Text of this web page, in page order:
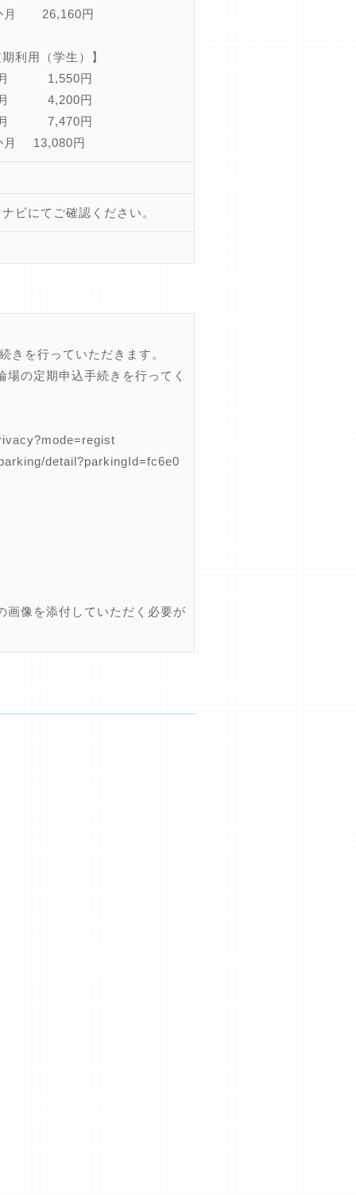
月 26,160円
利用（学生）】
月 1,550円
月 4,200円
月 7,470円
月 13,080円
ビにてご確認ください。
きを行っていただきます。
の定期申込手続きを行ってく
detail?parkingId=fc6e0
画像を添付していただく必要が